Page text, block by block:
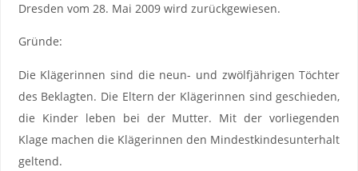
Dresden vom 28. Mai 2009 wird zurückgewiesen.
Gründe:
Die Klägerinnen sind die neun- und zwölfjährigen Töchter
des Beklagten. Die Eltern der Klägerinnen sind geschieden,
die Kinder leben bei der Mutter. Mit der vorliegenden
Klage machen die Klägerinnen den Mindestkindesunterhalt
geltend.